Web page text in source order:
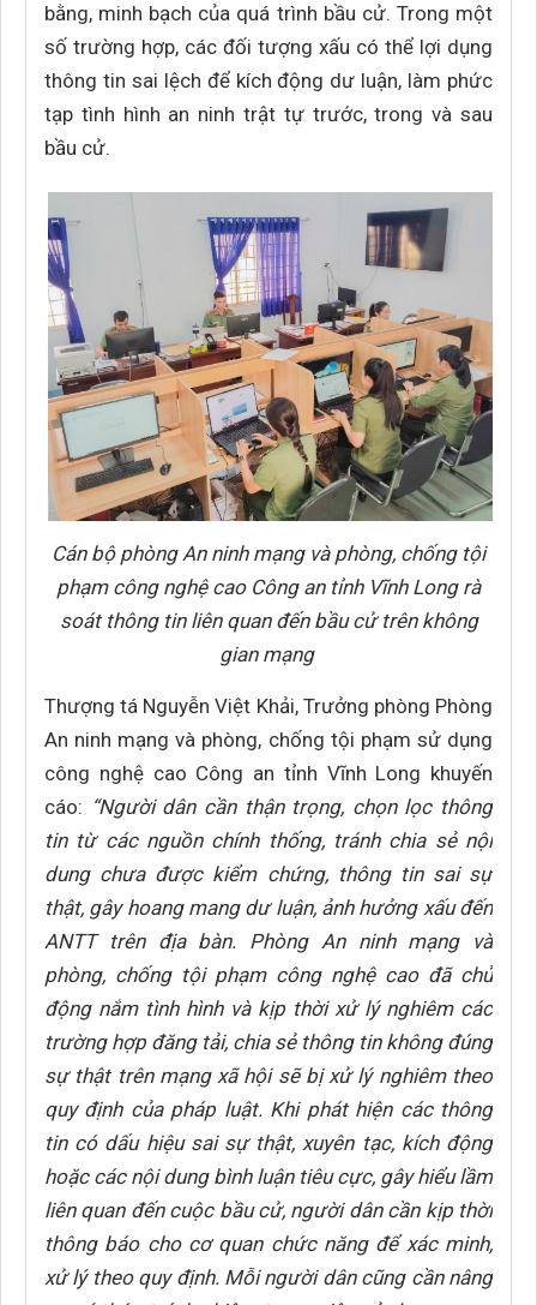
bằng, minh bạch của quá trình bầu cử. Trong một
số trường hợp, các đối tượng xấu có thể lợi dụng
thông tin sai lệch để kích động dư luận, làm phức
tạp tình hình an ninh trật tự trước, trong và sau
bầu cử.
Cán bộ phòng An ninh mạng và phòng, chống tội
phạm công nghệ cao Công an tỉnh Vĩnh Long rà
soát thông tin liên quan đến bầu cử trên không
gian mạng
Thượng tá Nguyễn Việt Khải, Trưởng phòng Phòng
An ninh mạng và phòng, chống tội phạm sử dụng
công nghệ cao Công an tỉnh Vĩnh Long khuyến
cáo: “Người dân cần thận trọng, chọn lọc thông
tin từ các nguồn chính thống, tránh chia sẻ nội
dung chưa được kiểm chứng, thông tin sai sự
thật, gây hoang mang dư luận, ảnh hưởng xấu đến
ANTT trên địa bàn. Phòng An ninh mạng và
phòng, chống tội phạm công nghệ cao đã chủ
động nắm tình hình và kịp thời xử lý nghiêm các
trường hợp đăng tải, chia sẻ thông tin không đúng
sự thật trên mạng xã hội sẽ bị xử lý nghiêm theo
quy định của pháp luật. Khi phát hiện các thông
tin có dấu hiệu sai sự thật, xuyên tạc, kích động
hoặc các nội dung bình luận tiêu cực, gây hiểu lầm
liên quan đến cuộc bầu cử, người dân cần kịp thời
thông báo cho cơ quan chức năng để xác minh,
xử lý theo quy định. Mỗi người dân cũng cần nâng